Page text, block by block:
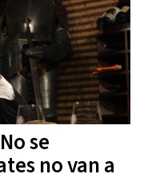
se
no van a